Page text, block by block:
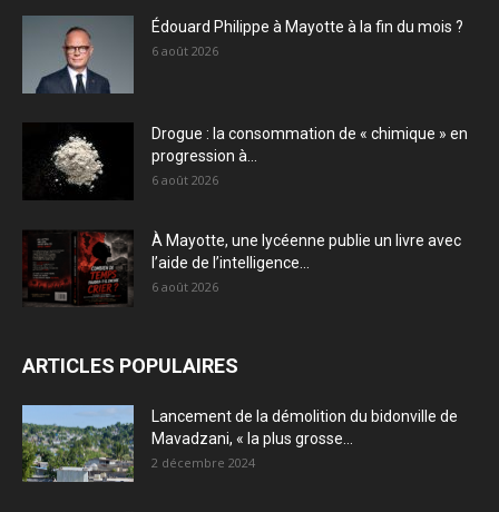
Édouard Philippe à Mayotte à la fin du mois ?
6 août 2026
Drogue : la consommation de « chimique » en
progression à...
6 août 2026
À Mayotte, une lycéenne publie un livre avec
l’aide de l’intelligence...
6 août 2026
ARTICLES POPULAIRES
Lancement de la démolition du bidonville de
Mavadzani, « la plus grosse...
2 décembre 2024